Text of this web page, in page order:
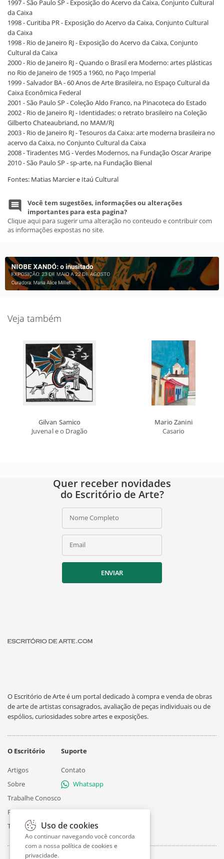
1997 - São Paulo SP - Exposição do Acervo da Caixa, Conjunto Cultural
da Caixa
1998 - Curitiba PR - Exposição do Acervo da Caixa, Conjunto Cultural
da Caixa
1998 - Rio de Janeiro RJ - Exposição do Acervo da Caixa, Conjunto
Cultural da Caixa
2000 - Rio de Janeiro RJ - Quando o Brasil era Moderno: artes plásticas
no Rio de Janeiro de 1905 a 1960, no Paço Imperial
1999 - Salvador BA - 60 Anos de Arte Brasileira, no Espaço Cultural da
Caixa Econômica Federal
2001 - São Paulo SP - Coleção Aldo Franco, na Pinacoteca do Estado
2002 - Rio de Janeiro RJ - Identidades: o retrato brasileiro na Coleção
Gilberto Chateaubriand, no MAM/RJ
2003 - Rio de Janeiro RJ - Tesouros da Caixa: arte moderna brasileira no
acervo da Caixa, no Conjunto Cultural da Caixa
2008 - Tiradentes MG - Verdes Modernos, na Fundação Oscar Araripe
2010 - São Paulo SP - sp-arte, na Fundação Bienal
Fontes: Matias Marcier e Itaú Cultural
Você tem sugestões, informações ou alterações
importantes para esta pagina?
Clique aqui para sugerir uma alteração no conteudo e contribuir com
as informações expostas no site.
Veja também
Gilvan Samico
Juvenal e o Dragão
Mario Zanini
Casario
Quer receber novidades
do Escritório de Arte?
Nome Completo
Email
ENVIAR
O Escritório de Arte é um portal dedicado à compra e venda de obras
de arte de artistas consagrados, avaliação de peças individuais ou de
espólios, curiosidades sobre artes e exposições.
O Escritório
Artigos
Sobre
Trabalhe Conosco
Privacidade
Termos
Suporte
Contato
Whatsapp
Uso de cookies
Ao continuar navegando você concorda
com a nossa política de cookies e
privacidade.